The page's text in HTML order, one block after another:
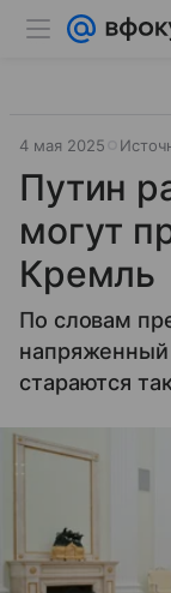
4 мая 2025
Путин
могут
Кремль
По словам
напряженный
стараются